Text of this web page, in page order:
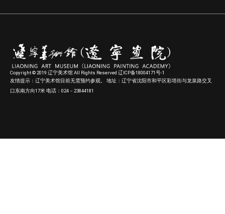
Copyright © 2019 辽宁美术馆 All Rights Reserved 辽ICP备18004171号-1
友情提示：辽宁美术馆目前无需预约参观。 地址：辽宁省沈阳市和平区彩塔街与龙泉路交叉
口东南方向17米 电话：024－23844181